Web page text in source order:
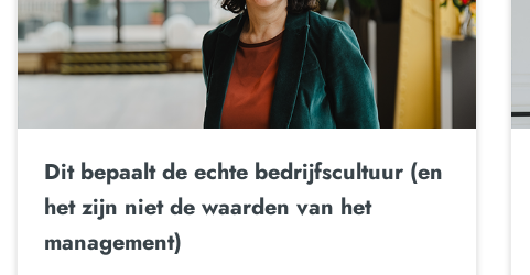
Dit bepaalt de echte bedrijfscultuur (en
het zijn niet de waarden van het
management)